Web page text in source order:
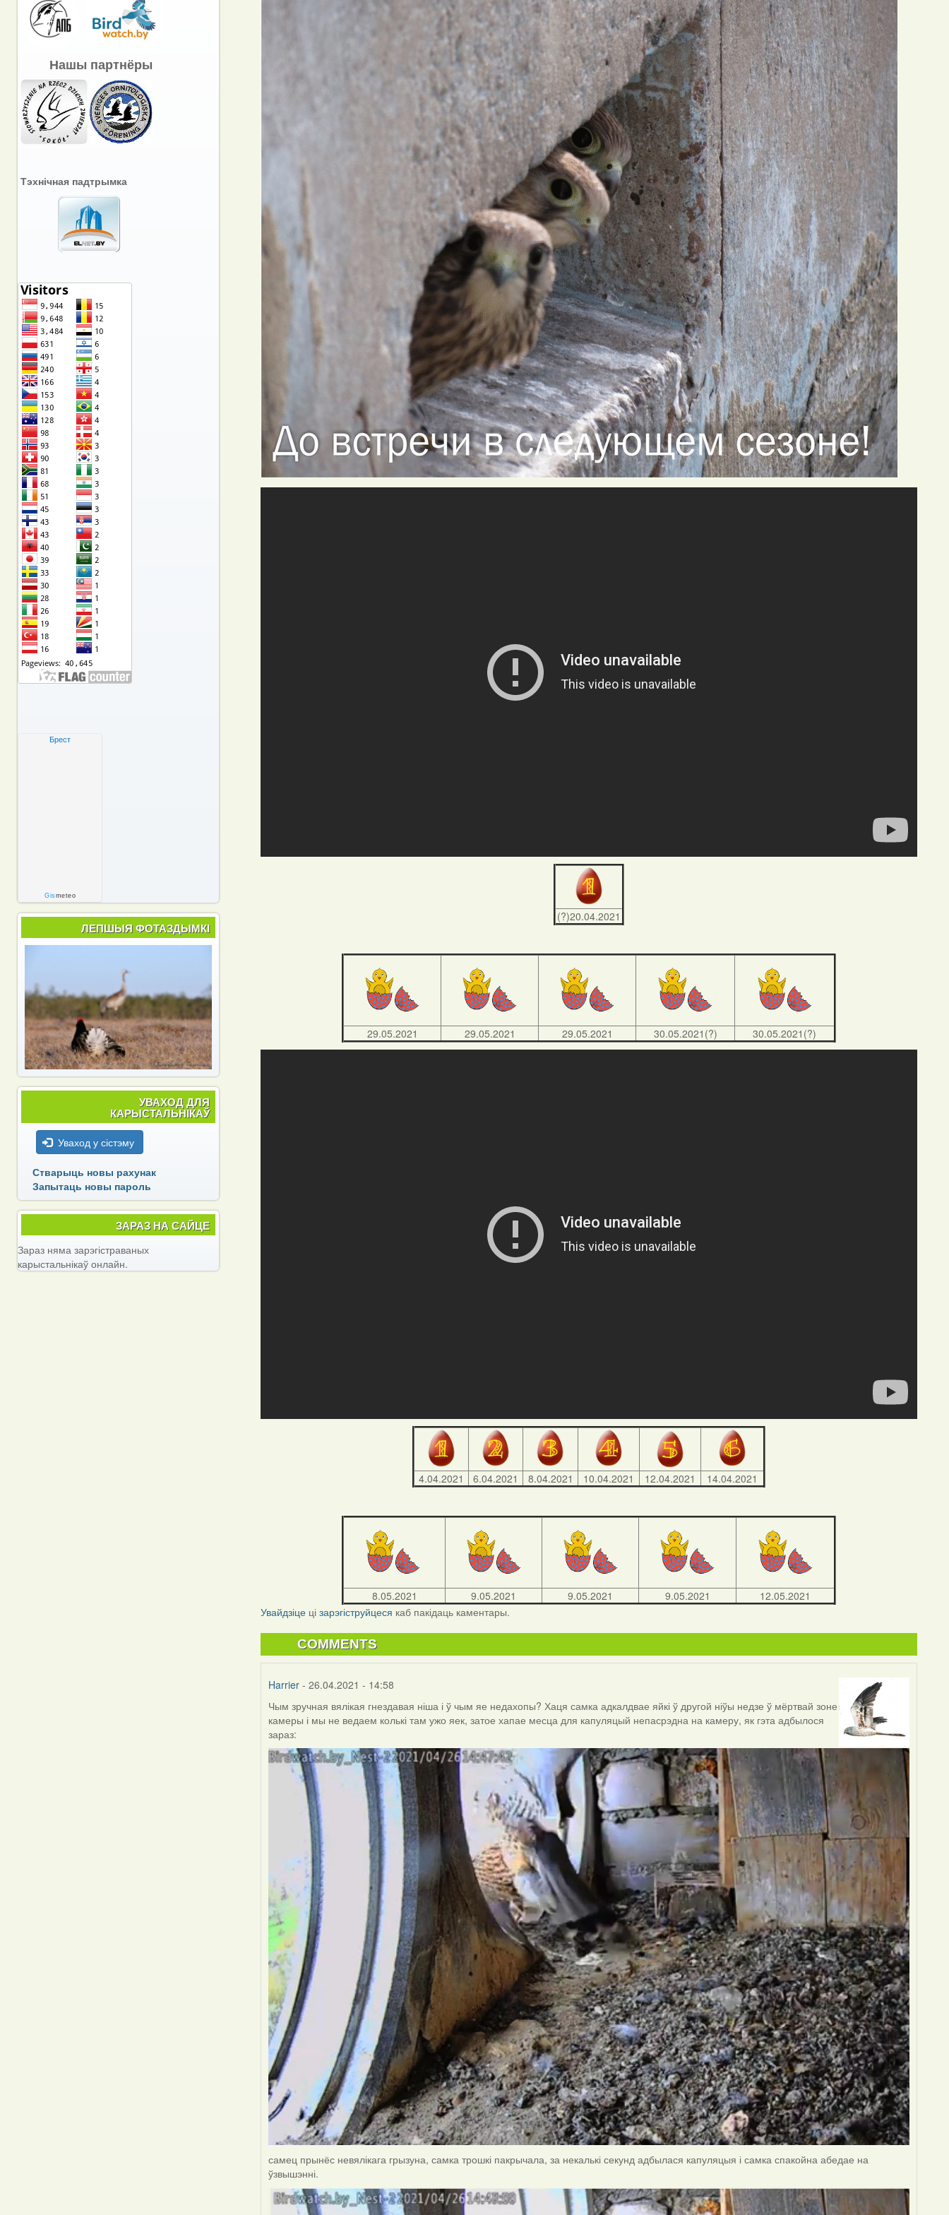
(?)20.04.2021
29.05.2021 29.05.2021 29.05.2021 30.05.2021(?) 30.05.2021(?)
4.04.2021 6.04.2021 8.04.2021 10.04.2021 12.04.2021 14.04.2021
8.05.2021 9.05.2021 9.05.2021 9.05.2021
12.05.2021
Увайдзіце цізарэгіструйцеся каб пакідаць каментары.
COMMENTS
Harrier - 26.04.2021 - 14:58
Чым зручная вялікая гнездавая ніша і ў чым яе недахопы? Хаця самка адкалдвае яйкі ў другой ніўы недзе ў мёртвай зоне
камеры і мы не ведаем колькі там ужо яек, затое хапае месца для капуляцый непасрэдна на камеру, як гэта адбылося
зараз:
самец прынёс невялікага грызуна, самка трошкі пакрычала, за некалькі секунд адбылася капуляцыя і самка спакойна абедае на
ўзвышэнні.
Нашы партнёры
Тэхнічная падтрымка
Брест
Gismeteo
ЛЕПШЫЯ ФОТАЗДЫМКІ
УВАХОД ДЛЯ
КАРЫСТАЛЬНІКАЎ
Уваход у сістэму
Стварыць новы рахунак
Запытаць новы пароль
ЗАРАЗ НА САЙЦЕ
Зараз няма зарэгістраваных
карыстальнікаў онлайн.